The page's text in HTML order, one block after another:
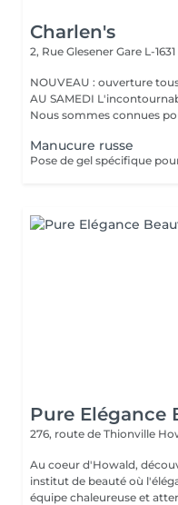
Charlen's
2, Rue Glesener Gare L-1631
NOUVEAU : ouverture
AU SAMEDI L'incontournable institut de beauté à Luxembourg.
Nous sommes connues
Manucure russe
Pose de gel spécifique
Pure Elégance
276, route de Thionville
Au coeur d'Howald,
institut de beauté où
équipe chaleureuse et